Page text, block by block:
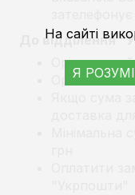
До відділення
Орієнтовна
На сайті
Я